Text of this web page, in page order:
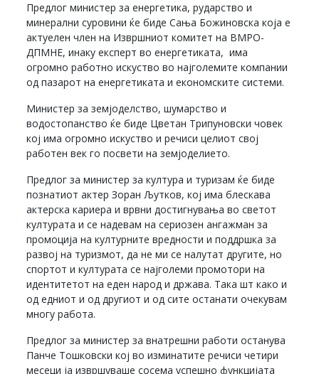
Предлог министер за енергетика, рударство и
минерални суровини ќе биде Сања Божиновска која е
актуелен член на Извршниот комитет на ВМРО-
ДПМНЕ, инаку експерт во енергетиката, има
огромно работно искуство во најголемите компании
од пазарот на енергетиката и економските системи.
Министер за земјоделство, шумарство и
водостопанство ќе биде Цветан Трипуновски човек
кој има огромно искуство и речиси целиот свој
работен век го посвети на земјоделието.
Предлог за министер за култура и туризам ќе биде
познатиот актер Зоран Љутков, кој има блескава
актерска кариера и врвни достигнувања во светот
културата и се надевам на сериозен ангажман за
промоција на културните вредности и поддршка за
развој на туризмот, да не ми се налутат другите, но
спортот и културата се најголеми промотори на
идентитетот на еден народ и држава. Така шт како и
од едниот и од другиот и од сите останати очекувам
многу работа.
Предлог за министер за внатрешни работи останува
Панче Тошковски кој во изминатите речиси четири
месеци ја извршуваше сосема успешно функцијата